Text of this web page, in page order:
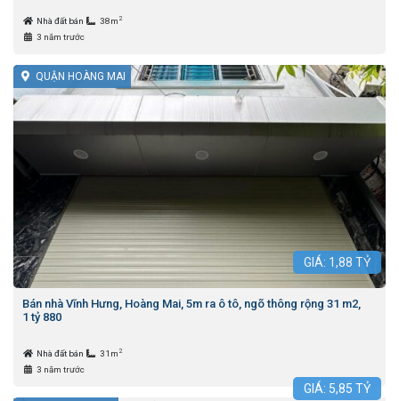
Nhà đất bán 38m 2
3 năm trước
QUẬN HOÀNG MAI
GIÁ: 1,88 TỶ
Bán nhà Vĩnh Hưng, Hoàng Mai, 5m ra ô tô, ngõ thông rộng 31 m2,
1 tỷ 880
Nhà đất bán 31m 2
3 năm trước
GIÁ: 5,85 TỶ